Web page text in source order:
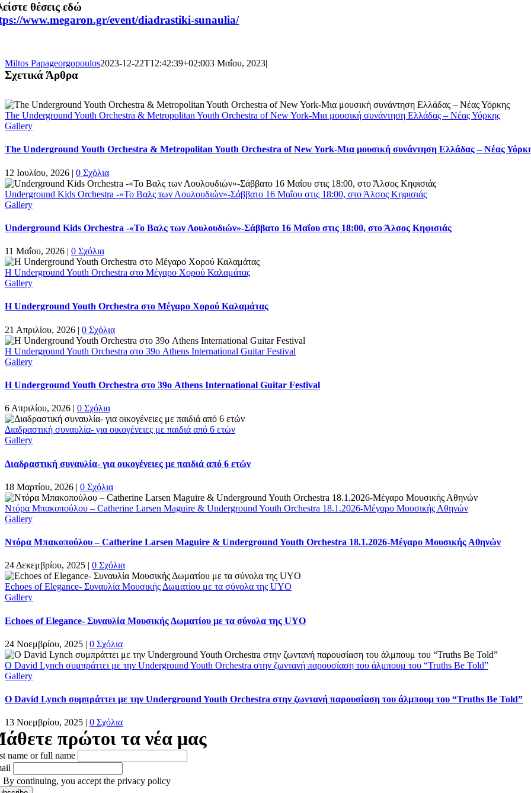
θέσεις εδώ
www.megaron.gr/event/diadrastiki-sunaulia/
Miltos Papageorgopoulos2023-12-22T12:42:39+02:003 Μαΐου, 2023|
Σχετικά Άρθρα
The Underground Youth Orchestra & Metropolitan Youth Orchestra of New York-Μια μουσική συνάντηση Ελλάδας – Νέας Υόρκης
Gallery
The Underground Youth Orchestra & Metropolitan Youth Orchestra of New York-Μια μουσική συνάντηση Ελλάδας – Νέας
12 Ιουλίου, 2026 | 0 Σχόλια
Underground Kids Orchestra -«Το Βαλς των Λουλουδιών»-Σάββατο 16 Μαΐου στις 18:00, στο Άλσος Κηφισιάς
Gallery
Underground Kids Orchestra -«Το Βαλς των Λουλουδιών»-Σάββατο 16 Μαΐου στις 18:00, στο Άλσος Κηφισιάς
11 Μαΐου, 2026 | 0 Σχόλια
Η Underground Youth Orchestra στο Μέγαρο Χορού Καλαμάτας
Gallery
Η Underground Youth Orchestra στο Μέγαρο Χορού Καλαμάτας
21 Απριλίου, 2026 | 0 Σχόλια
Η Underground Youth Orchestra στο 39ο Athens International Guitar Festival
Gallery
Η Underground Youth Orchestra στο 39ο Athens International Guitar Festival
6 Απριλίου, 2026 | 0 Σχόλια
Διαδραστική συναυλία- για οικογένειες με παιδιά από 6 ετών
Gallery
Διαδραστική συναυλία- για οικογένειες με παιδιά από 6 ετών
18 Μαρτίου, 2026 | 0 Σχόλια
Ντόρα Μπακοπούλου – Catherine Larsen Maguire & Underground Youth Orchestra 18.1.2026-Μέγαρο Μουσικής Αθηνών
Gallery
Ντόρα Μπακοπούλου – Catherine Larsen Maguire & Underground Youth Orchestra 18.1.2026-Μέγαρο Μουσικής Αθηνών
24 Δεκεμβρίου, 2025 | 0 Σχόλια
Echoes of Elegance- Συναυλία Μουσικής Δωματίου με τα σύνολα της UYO
Gallery
Echoes of Elegance- Συναυλία Μουσικής Δωματίου με τα σύνολα της UYO
24 Νοεμβρίου, 2025 | 0 Σχόλια
Ο David Lynch συμπράττει με την Underground Youth Orchestra στην ζωντανή παρουσίαση του άλμπουμ του “Truths Be Told”
Gallery
Ο David Lynch συμπράττει με την Underground Youth Orchestra στην ζωντανή παρουσίαση του άλμπουμ του “Truths Be Told”
13 Νοεμβρίου, 2025 | 0 Σχόλια
πρώτοι τα νέα μας
name or full name
By continuing, you accept the privacy policy